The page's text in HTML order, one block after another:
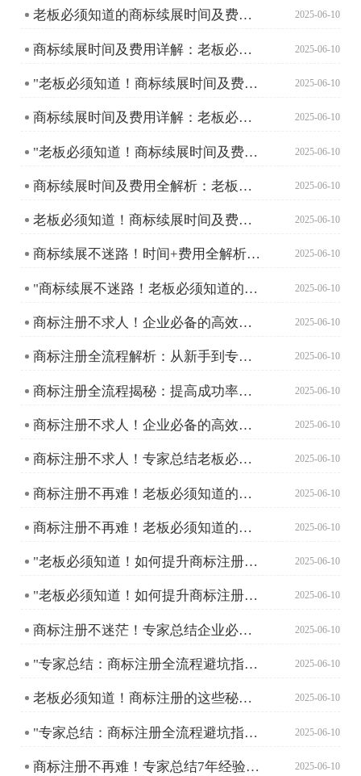
老板必须知道的商标续展时间及费用全攻略 2025-06-10
商标续展时间及费用详解：老板必须知道的那些事儿 2025-06-10
"老板必须知道！商标续展时间及费用全解析" 2025-06-10
商标续展时间及费用详解：老板必须知道的那些事儿 2025-06-10
"老板必须知道！商标续展时间及费用全解析" 2025-06-10
商标续展时间及费用全解析：老板必须知道的关键点 2025-06-10
老板必须知道！商标续展时间及费用全攻略 2025-06-10
商标续展不迷路！时间+费用全解析，老板必看！ 2025-06-10
"商标续展不迷路！老板必须知道的时间与费用全攻略" 2025-06-10
商标注册不求人！企业必备的高效操作指南 2025-06-10
商标注册全流程解析：从新手到专家的必读指南 2025-06-10
商标注册全流程揭秘：提高成功率的独家技巧 2025-06-10
商标注册不求人！企业必备的高效操作指南 2025-06-10
商标注册不求人！专家总结老板必知的避坑指南 2025-06-10
商标注册不再难！老板必须知道的高效注册方法 2025-06-10
商标注册不再难！老板必须知道的高效注册方法 2025-06-10
"老板必须知道！如何提升商标注册成功率？" 2025-06-10
"老板必须知道！如何提升商标注册成功率？" 2025-06-10
商标注册不迷茫！专家总结企业必备指南 2025-06-10
"专家总结：商标注册全流程避坑指南，提升成功率的秘密武器" 2025-06-10
老板必须知道！商标注册的这些秘密让你少走弯路 2025-06-10
"专家总结：商标注册全流程避坑指南与成功率提升秘籍" 2025-06-10
商标注册不再难！专家总结7年经验助你轻松搞定！ 2025-06-10